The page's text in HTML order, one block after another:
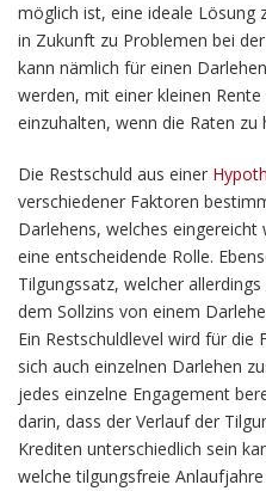
möglich ist, eine ideale Lösung
in Zukunft zu Problemen bei
kann nämlich für einen
werden, mit einer kleinen
einzuhalten, wenn die Raten zu
Die Restschuld aus einer
verschiedener Faktoren
Darlehens, welches
eine entscheidende Rolle.
Tilgungssatz, welcher
dem Sollzins von einem
Ein Restschuldlevel wird für die
sich auch einzelnen Darlehen
jedes einzelne Engagement
darin, dass der Verlauf der
Krediten unterschiedlich sein
welche tilgungsfreie